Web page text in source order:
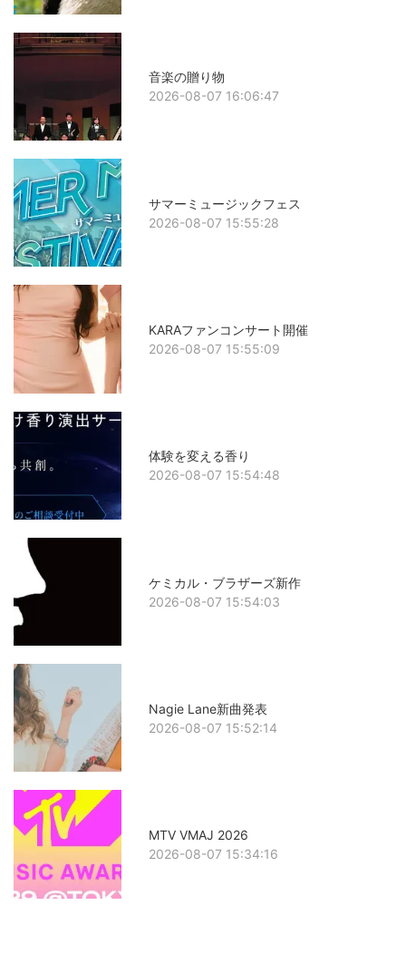
音楽の贈り物
2026-08-07 16:06:47
サマーミュージックフェス
2026-08-07 15:55:28
KARAファンコンサート開催
2026-08-07 15:55:09
体験を変える香り
2026-08-07 15:54:48
ケミカル・ブラザーズ新作
2026-08-07 15:54:03
Nagie Lane新曲発表
2026-08-07 15:52:14
MTV VMAJ 2026
2026-08-07 15:34:16